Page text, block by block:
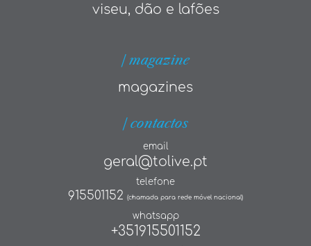
viseu, dão e lafões
| magazine
magazines
| contactos
email
geral@tolive.pt
telefone
915501152 (chamada para rede móvel nacional)
whatsapp
+351915501152